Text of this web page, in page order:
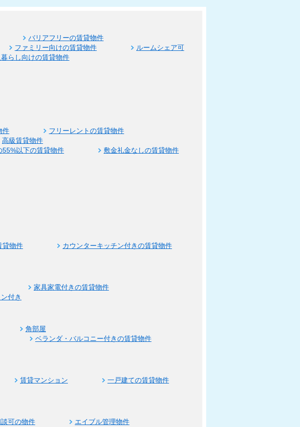
バリアフリーの賃貸物件
ファミリー向けの賃貸物件
ルームシェア可
らし向けの賃貸物件
件
フリーレントの賃貸物件
高級賃貸物件
以下の賃貸物件 敷金礼金なしの賃貸物件
貸物件
カウンターキッチン付きの賃貸物件
家具家電付きの賃貸物件
付き
角部屋
ベランダ・バルコニー付きの賃貸物件
賃貸マンション
一戸建ての賃貸物件
可の物件
エイブル管理物件